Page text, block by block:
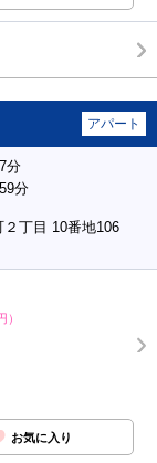
アパート
分
分
丁目 10番地106
）
お気に入り